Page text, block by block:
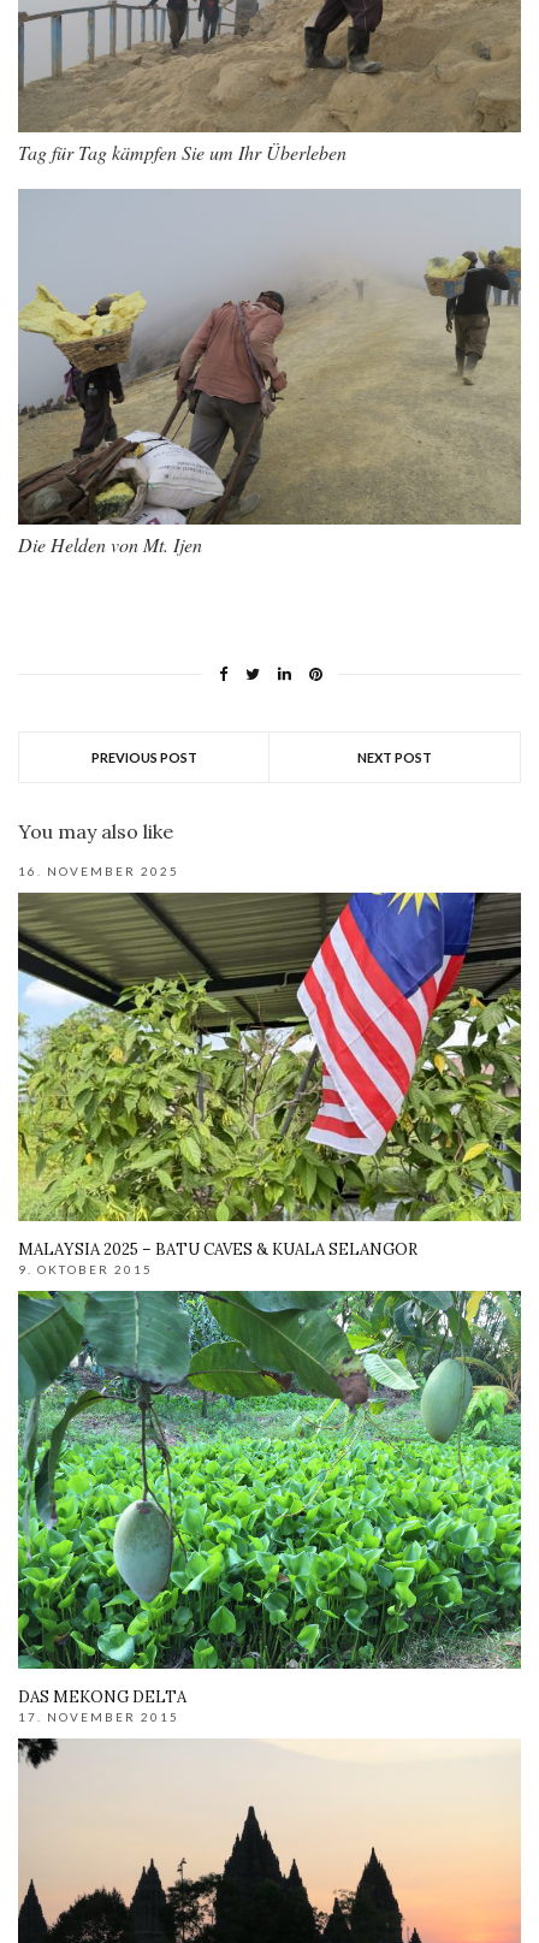
Tag für Tag kämpfen Sie um Ihr Überleben
Die Helden von Mt. Ijen
PREVIOUS POST NEXT POST
You may also like
16. NOVEMBER 2025
MALAYSIA 2025 – BATU CAVES & KUALA SELANGOR
9. OKTOBER 2015
DAS MEKONG DELTA
17. NOVEMBER 2015